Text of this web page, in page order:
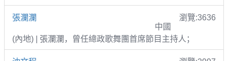
張瀾瀾
瀏覽:3636
中國
(內地) | 張瀾瀾，曾任總政歌舞團首席節目主持人；